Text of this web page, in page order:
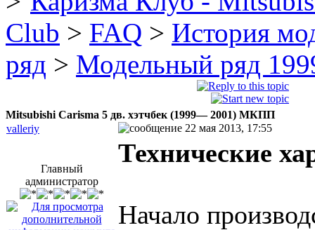
Club > FAQ > История
ряд > Модельный ряд
Mitsubishi Carisma 5 дв. хэтчбек (1999— 2001) МКПП
valleriy
22 мая 2013, 17:55
Главный
администратор
Технические
Начало